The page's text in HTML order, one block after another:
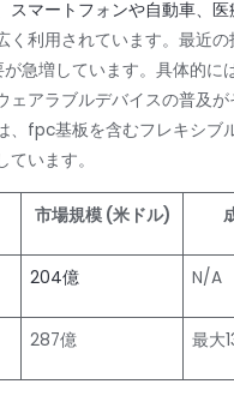
スマートフォンや自動車、医
く利用されています。最近の
急増しています。具体的に
ェアラブルデバイスの普及
、fpc基板を含むフレキシブ
います。
市場規模 (米ドル)
204億 N/A
287億 最大